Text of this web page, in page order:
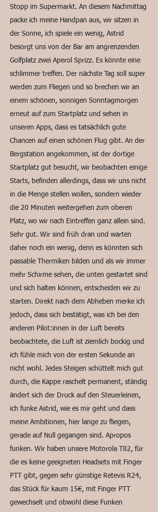
Stopp im Supermarkt. An diesem Nachmittag
packe ich meine Handpan aus, wir sitzen in
der Sonne, ich spiele ein wenig, Astrid
besorgt uns von der Bar am angrenzenden
Golfplatz zwei Aperol Sprizz. Es könnte eine
schlimmer treffen. Der nächste Tag soll super
werden zum Fliegen und so brechen wir an
einem schönen, sonnigen Sonntagmorgen
erneut auf zum Startplatz und sehen in
unseren Apps, dass es tatsächlich gute
Chancen auf einen schönen Flug gibt. An der
Bergstation angekommen, ist der dortige
Startplatz gut besucht, wir beobachten einige
Starts, befinden allerdings, dass wir uns nicht
in die Menge stellen wollen, sondern wieder
die 20 Minuten weitergehen zum oberen
Platz, wo wir nach Eintreffen ganz allein sind.
Sehr gut. Wir sind früh dran und warten
daher noch ein wenig, denn es könnten sich
passable Thermiken bilden und als wir immer
mehr Schirme sehen, die unten gestartet sind
und sich halten können, entscheiden wir zu
starten. Direkt nach dem Abheben merke ich
jedoch, dass sich bestätigt, was ich bei den
anderen Pilot:innen in der Luft bereits
beobachtete, die Luft ist ziemlich bockig und
ich fühle mich von der ersten Sekunde an
nicht wohl. Jedes Steigen schüttelt mich gut
durch, die Kappe raschelt permanent, ständig
ändert sich der Druck auf den Steuerleinen,
ich funke Astrid, wie es mir geht und dass
meine Ambitionen, hier lange zu fliegen,
gerade auf Null gegangen sind. Apropos
funken. Wir haben unsere Motorola T82, für
die es keine geeigneten Headsets mit Finger
PTT gibt, gegen sehr günstige Retevis R24,
das Stück für kaum 15€, mit Finger PTT
gewechselt und obwohl diese Funken